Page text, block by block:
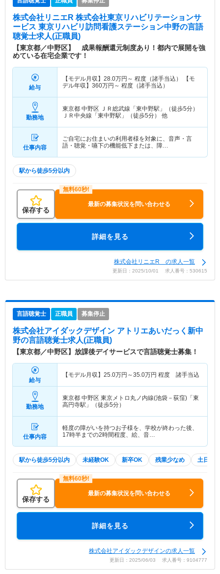
株式会社リニエR 株式会社東京リハビリテーションサ
ービス 東京リハビリ訪問看護ステーション中野の言語
聴覚士求人(正職員)
【東京都／中野区】 成果報酬還元制度あり！都内で展開を強
めている在宅企業です！
給与
【モデル月収】 28.0万円～ 程度（諸手当込） 【モ
デル年収】 360万円～ 程度（諸手当込）
勤務地
東京都 中野区 ＪＲ総武線「東中野駅」（徒歩5分）
ＪＲ中央線「東中野駅」（徒歩5分） 他
仕事内容
ご自宅にお住まいの利用者様を対象に、音声・言
語・聴覚・嚥下の機能低下または、障…
駅から徒歩5分以内
保存する
最新の募集状況を問い合わせる
詳細を見る
株式会社リニエR の求人一覧
更新日：2025/10/01 求人番号：530615
言語聴覚士 正職員 募集停止
株式会社アイダックデザイン アトリエあいだっく新中
野の言語聴覚士求人(正職員)
【東京都／中野区】放課後デイサービスで言語聴覚士募集！
給与
【モデル月収】 25.0万円～35.0万円 程度 諸手当込
勤務地
東京都 中野区 東京メトロ丸ノ内線(池袋－荻窪)「東
高円寺駅」（徒歩5分）
仕事内容
軽度の障がいを持つお子様を、学校が終わった後、
17時半までの2時間程度、絵、音…
駅から徒歩5分以内 未経験OK 新卒OK 残業少なめ 土日祝
保存する
最新の募集状況を問い合わせる
詳細を見る
株式会社アイダックデザインの求人一覧
更新日：2025/06/03 求人番号：9104777